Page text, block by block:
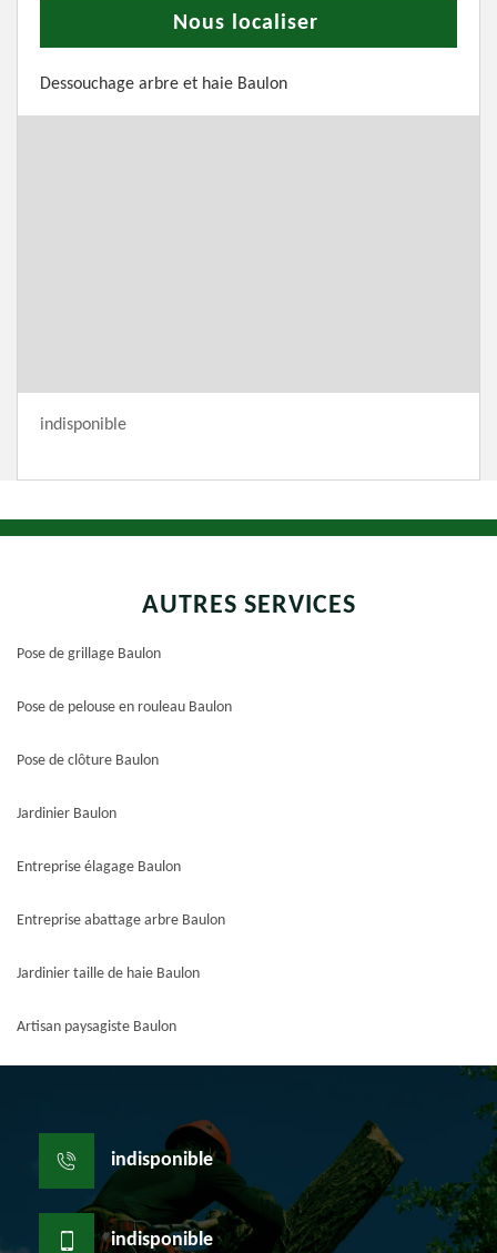
Nous localiser
Dessouchage arbre et haie Baulon
indisponible
AUTRES SERVICES
Pose de grillage Baulon
Pose de pelouse en rouleau Baulon
Pose de clôture Baulon
Jardinier Baulon
Entreprise élagage Baulon
Entreprise abattage arbre Baulon
Jardinier taille de haie Baulon
Artisan paysagiste Baulon
indisponible
indisponible